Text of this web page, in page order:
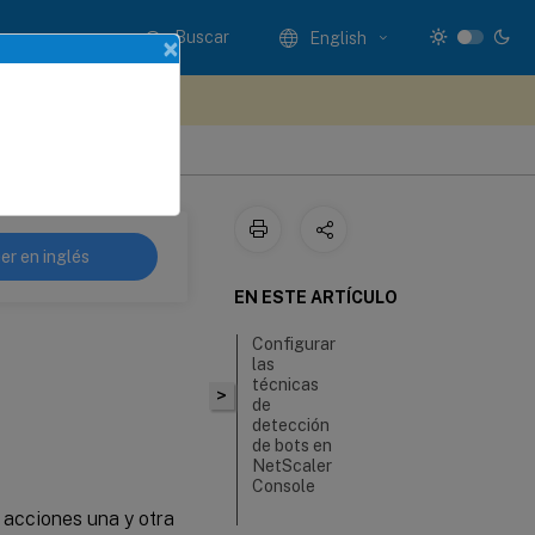
Buscar English
en inglés
una y otra
>
EN ESTE ARTÍCULO
Configurar
las
técnicas
de
detección
de bots en
NetScaler
Console
×